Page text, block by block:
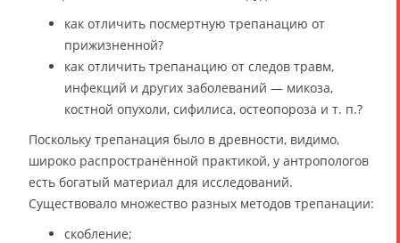
как отличить посмертную трепанацию от
прижизненной?
как отличить трепанацию от следов травм,
инфекций и других заболеваний — микоза,
костной опухоли, сифилиса, остеопороза и т. п.?
Поскольку трепанация было в древности, видимо,
широко распространённой практикой, у антропологов
есть богатый материал для исследований.
Существовало множество разных методов трепанации:
скобление;